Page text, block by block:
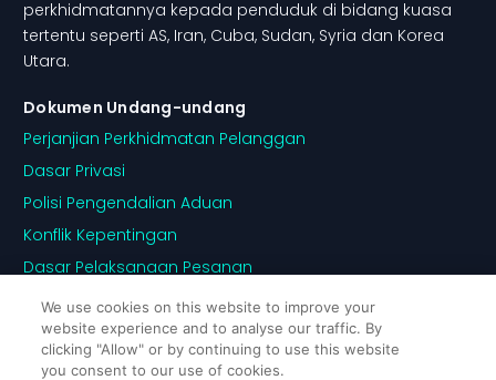
perkhidmatannya kepada penduduk di bidang kuasa
tertentu seperti AS, Iran, Cuba, Sudan, Syria dan Korea
Utara.
Dokumen Undang-undang
Perjanjian Perkhidmatan Pelanggan
Dasar Privasi
Polisi Pengendalian Aduan
Konflik Kepentingan
Dasar Pelaksanaan Pesanan
Pendedahan Risiko
Dasar Cookie
We use cookies on this website to improve your
website experience and to analyse our traffic. By
clicking "Allow" or by continuing to use this website
you consent to our use of cookies.